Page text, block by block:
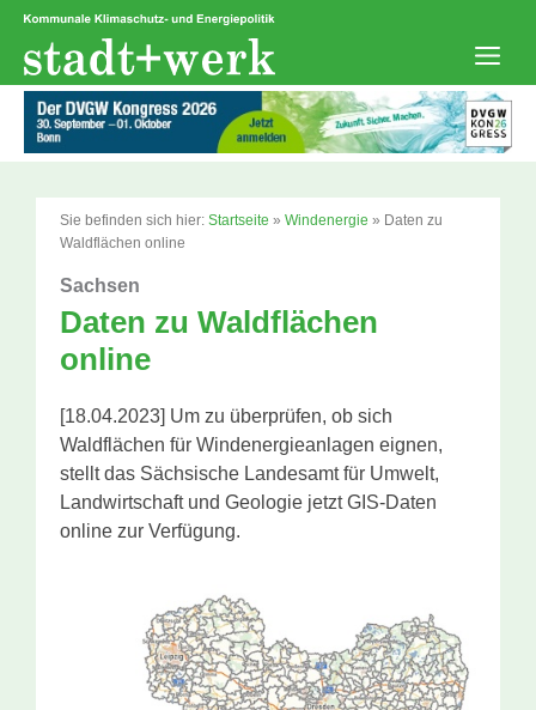
Zum
springen
Sie befinden sich hier: Startseite » Windenergie » Daten zu
Waldflächen online
Sachsen
Daten zu Waldflächen
online
[18.04.2023] Um zu überprüfen, ob sich
Waldflächen für Windenergieanlagen eignen,
stellt das Sächsische Landesamt für Umwelt,
Landwirtschaft und Geologie jetzt GIS-Daten
online zur Verfügung.